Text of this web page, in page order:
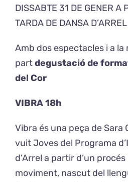
Teatre del
DISSABTE 31 DE GENER A
TARDA DE DANSA D’ARREL
Amb dos espectacles i a la
partdegustació de
del Cor
VIBRA 18h
Vibra és una peça de Sara
vuit Joves del Programa
d’Arrel a partir d’un
moviment, nascut del